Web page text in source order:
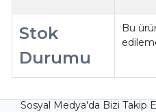
Stok
Durumu
Bu
Sosyal Medya'da Bizi Takip